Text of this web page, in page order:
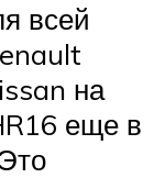
всей
на
еще в